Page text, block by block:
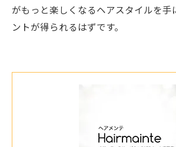
がもっと楽しくなるヘアスタイルを手
ントが得られるはずです。